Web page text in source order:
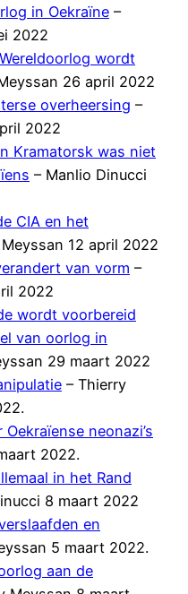
in Oekraïne –
2022
wordt
26 april 2022
overheersing –
2022
Kramatorsk was niet
– Manlio Dinucci
CIA en het
12 april 2022
van vorm –
2022
wordt voorbereid
van oorlog in
29 maart 2022
– Thierry
neonazi’s
2022.
in het Rand
8 maart 2022
en
5 maart 2022.
aan de